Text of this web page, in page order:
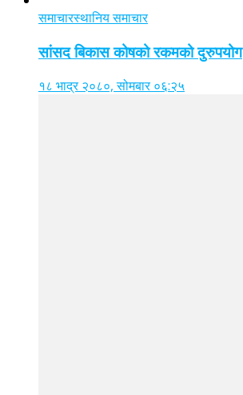
समाचारस्थानिय समाचार
सांसद बिकास कोषको रकमको दुरुपयोग
१८ भाद्र २०८०, सोमबार ०६:२५